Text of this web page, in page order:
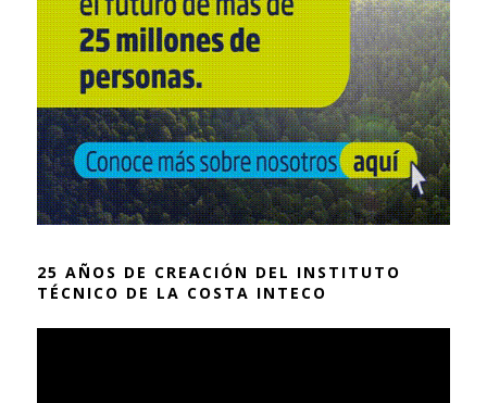
25 AÑOS DE CREACIÓN DEL INSTITUTO
TÉCNICO DE LA COSTA INTECO